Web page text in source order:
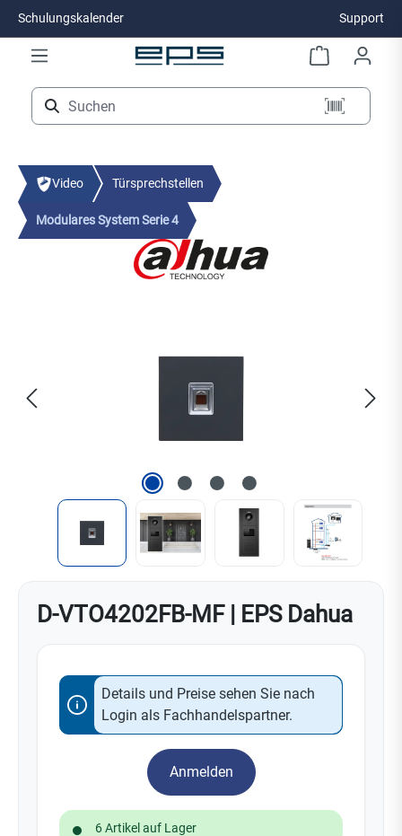
Zum Hauptinhalt springen
Schulungskalender Support
Video Türsprechstellen
Modulares System Serie 4
D-VTO4202FB-MF | EPS Dahua
Details und Preise sehen Sie nach
Login als Fachhandelspartner.
Anmelden
6 Artikel auf Lager